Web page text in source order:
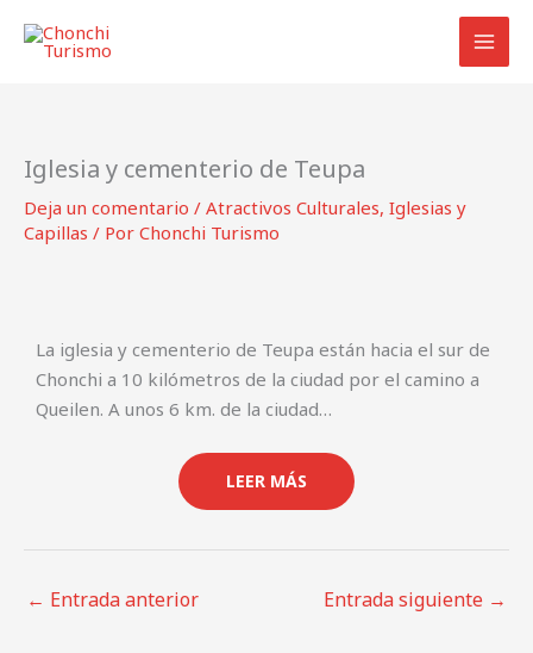
Iglesia y cementerio de Teupa
Deja un comentario / Atractivos Culturales, Iglesias y
Capillas / Por Chonchi Turismo
La iglesia y cementerio de Teupa están hacia el sur de
Chonchi a 10 kilómetros de la ciudad por el camino a
Queilen. A unos 6 km. de la ciudad…
LEER MÁS
← Entrada anterior Entrada siguiente →